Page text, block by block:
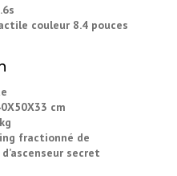
couleur 8.4 pouces
cm
fractionné de
secret